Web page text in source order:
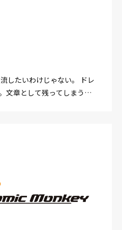
したいわけじゃない。 ドレ
文章として残ってしまうよ